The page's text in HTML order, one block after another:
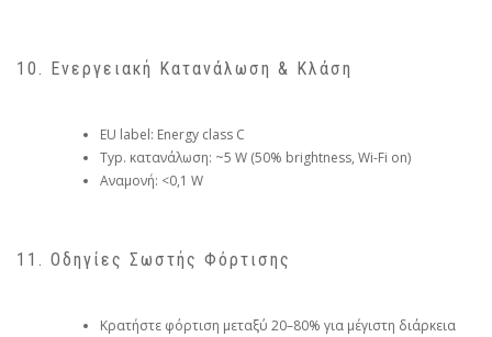
10. Ενεργειακή Κατανάλωση & Κλάση
EU label: Energy class C
Typ. κατανάλωση: ~5 W (50% brightness, Wi-Fi on)
Αναμονή: <0,1 W
11. Οδηγίες Σωστής Φόρτισης
Κρατήστε φόρτιση μεταξύ 20–80% για μέγιστη διάρκεια